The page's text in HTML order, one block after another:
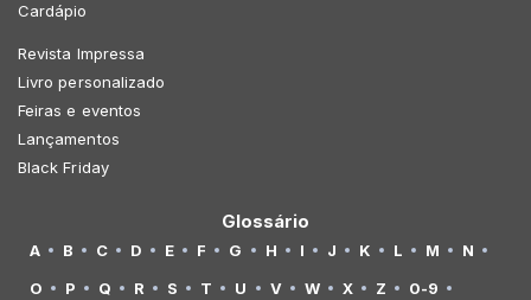
Cardápio
Revista Impressa
Livro personalizado
Feiras e eventos
Lançamentos
Black Friday
Glossário
A B C D E F G H I J K L M
N
O
P Q R S T U V W X Z 0-9